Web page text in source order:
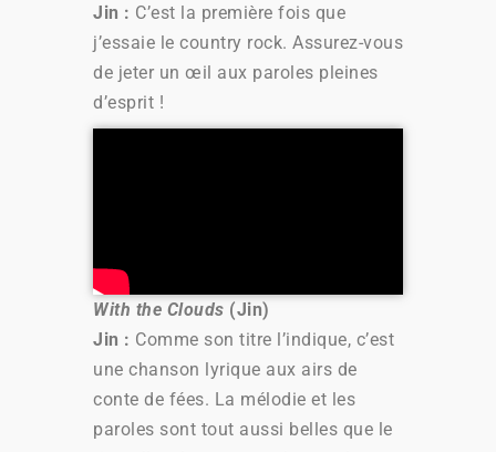
Jin : C’est la première fois que
j’essaie le country rock. Assurez-vous
de jeter un œil aux paroles pleines
d’esprit !
With the Clouds (Jin)
Jin : Comme son titre l’indique, c’est
une chanson lyrique aux airs de
conte de fées. La mélodie et les
paroles sont tout aussi belles que le